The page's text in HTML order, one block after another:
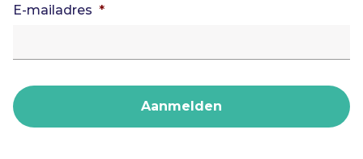
E-mailadres *